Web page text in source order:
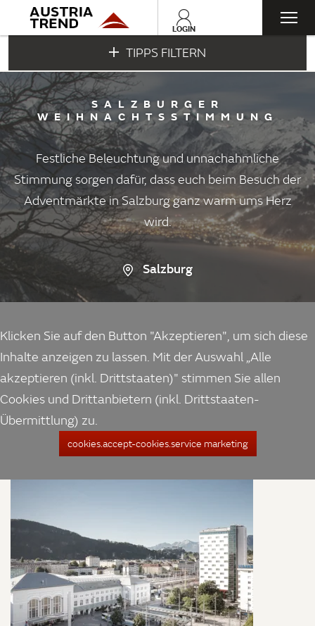
LOGIN
TIPPS FILTERN
SALZBURGER
WEIHNACHTSSTIMMUNG
Festliche Beleuchtung und unnachahmliche
Stimmung sorgen dafür, dass euch beim Besuch der
Adventmärkte in Salzburg ganz warm ums Herz
wird.
Salzburg
Klicken Sie auf den Button "Akzeptieren", um sich diese
Inhalte anzeigen zu lassen. Mit der Auswahl „Alle
akzeptieren (inkl. Drittstaaten)" stimmen Sie allen
Cookies und Drittanbietern (inkl. Drittstaaten-
Übermittlung) zu.
cookies.accept-cookies.service marketing